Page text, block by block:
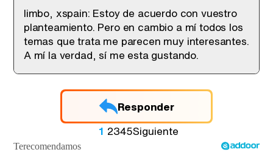
limbo, xspain: Estoy de acuerdo con vuestro
planteamiento. Pero en cambio a mí todos los
temas que trata me parecen muy interesantes.
A mí la verdad, sí me esta gustando.
Responder
1 2345Siguiente